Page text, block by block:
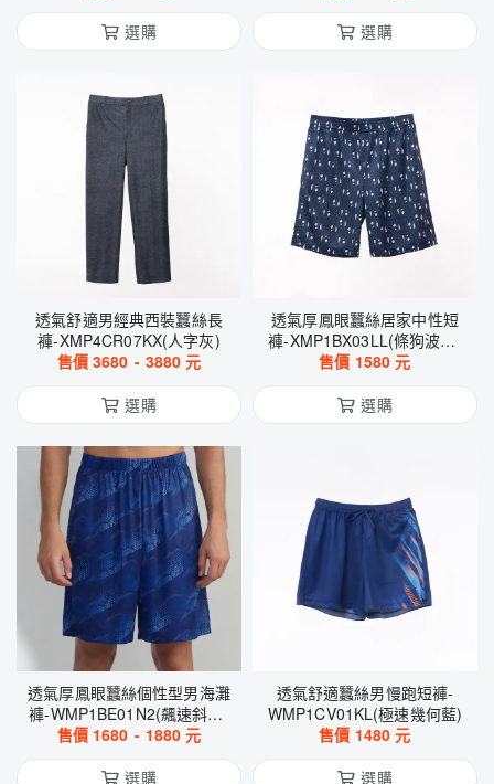
選購
選購
透氣舒適男經典西裝蠶絲長
褲-XMP4CR07KX(人字灰)
售價 3680 - 3880 元
選購
透氣厚鳳眼蠶絲居家中性短
褲-XMP1BX03LL(條狗波點-
紅)
售價 1580 元
選購
透氣厚鳳眼蠶絲個性型男海灘
褲-WMP1BE01N2(飆速斜紋-
藍)
售價 1680 - 1880 元
選購
透氣舒適蠶絲男慢跑短褲-
WMP1CV01KL(極速幾何藍)
售價 1480 元
選購